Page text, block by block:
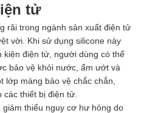
tử
rãi trong ngành sản xuất điện tử
vời. Khi sử dụng silicone này
kiện điện tử, người dùng có thể
bảo vệ khỏi nước, ẩm ướt và
lớp màng bảo vệ chắc chắn,
thiết bị điện tử.
thiểu nguy cơ hư hỏng do